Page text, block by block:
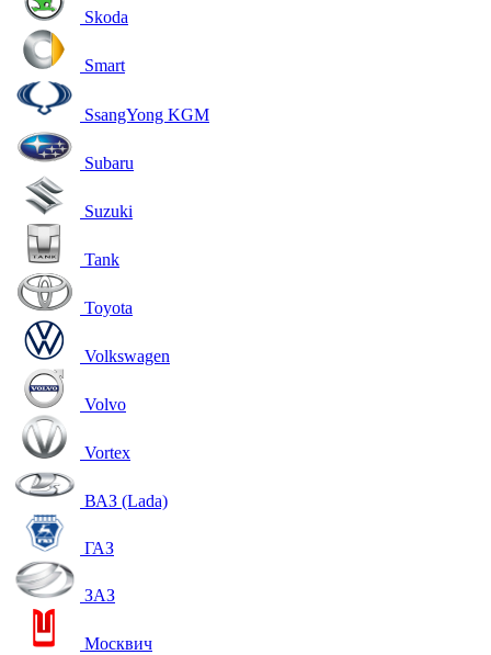
Skoda
Smart
SsangYong KGM
Subaru
Suzuki
Tank
Toyota
Volkswagen
Volvo
Vortex
ВАЗ (Lada)
ГАЗ
ЗАЗ
Москвич